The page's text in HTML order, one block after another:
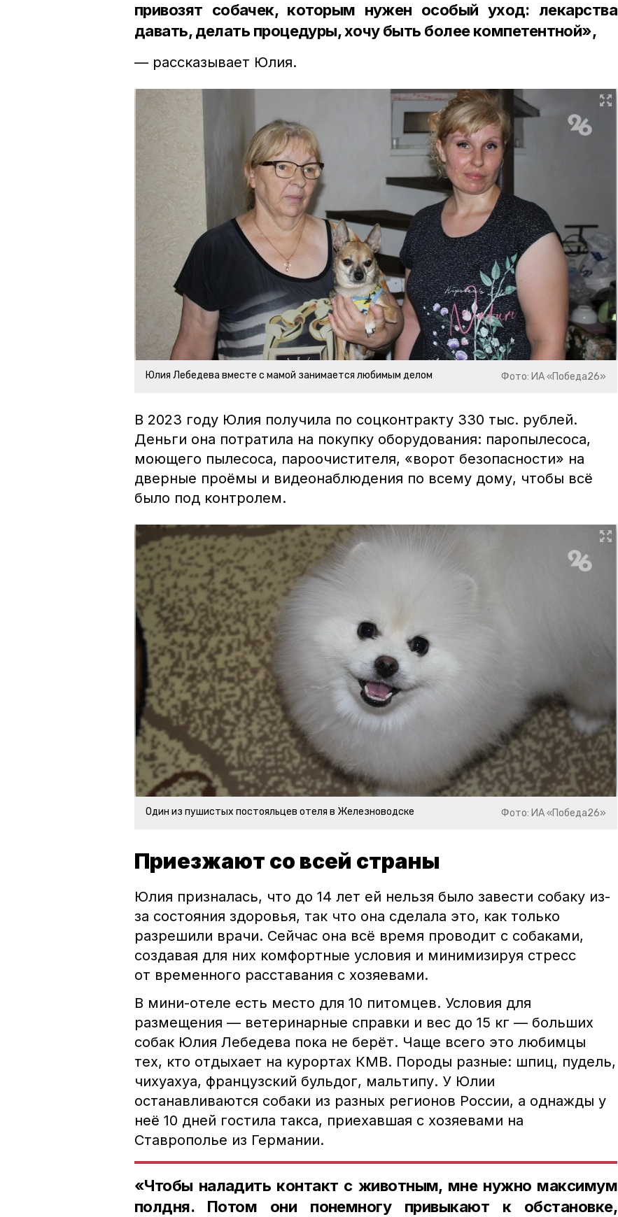
привозят собачек, которым нужен особый уход: лекарства
давать, делать процедуры, хочу быть более компетентной»,
— рассказывает Юлия.
Юлия Лебедева вместе с мамой занимается любимым делом Фото: ИА «Победа26»
В 2023 году Юлия получила по соцконтракту 330 тыс. рублей.
Деньги она потратила на покупку оборудования: паропылесоса,
моющего пылесоса, пароочистителя, «ворот безопасности» на
дверные проёмы и видеонаблюдения по всему дому, чтобы всё
было под контролем.
Один из пушистых постояльцев отеля в Железноводске Фото: ИА «Победа26»
Приезжают со всей страны
Юлия призналась, что до 14 лет ей нельзя было завести собаку из-
за состояния здоровья, так что она сделала это, как только
разрешили врачи. Сейчас она всё время проводит с собаками,
создавая для них комфортные условия и минимизируя стресс
от временного расставания с хозяевами.
В мини-отеле есть место для 10 питомцев. Условия для
размещения — ветеринарные справки и вес до 15 кг — больших
собак Юлия Лебедева пока не берёт. Чаще всего это любимцы
тех, кто отдыхает на курортах КМВ. Породы разные: шпиц, пудель,
чихуахуа, французский бульдог, мальтипу. У Юлии
останавливаются собаки из разных регионов России, а однажды у
неё 10 дней гостила такса, приехавшая с хозяевами на
Ставрополье из Германии.
«Чтобы наладить контакт с животным, мне нужно максимум
полдня. Потом они понемногу привыкают к обстановке,